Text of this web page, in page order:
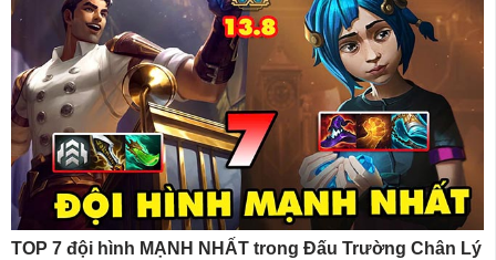
TOP 7 đội hình MẠNH NHẤT trong Đấu Trường Chân Lý